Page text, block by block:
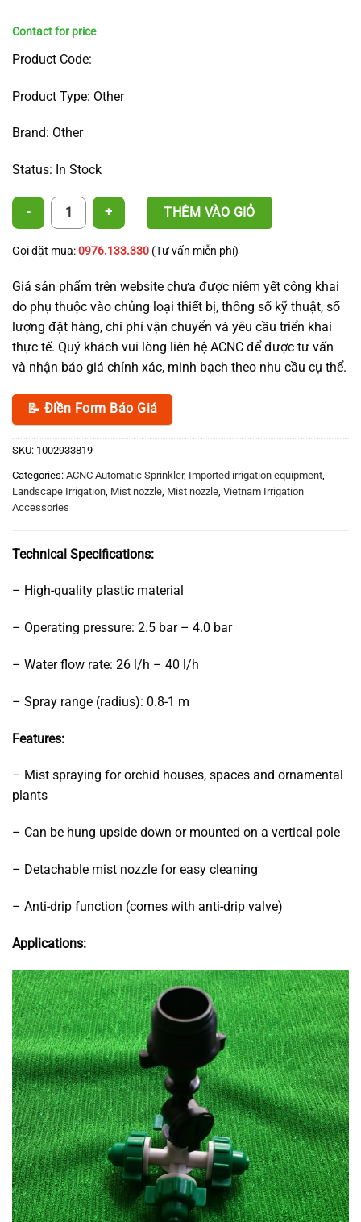
Product Code:
Product Type: Other
Brand: Other
Status: In Stock
4 Outlet Fogger quantity THÊM VÀO GIỎ
Gọi đặt mua:0976.133.330 (Tư vấn miễn phí)
Giá sản phẩm trên website chưa được niêm yết công khai
do phụ thuộc vào chủng loại thiết bị, thông số kỹ thuật, số
lượng đặt hàng, chi phí vận chuyển và yêu cầu triển khai
thực tế. Quý khách vui lòng liên hệ ACNC để được tư vấn
và nhận báo giá chính xác, minh bạch theo nhu cầu cụ thể.
📝 Điền Form Báo Giá
SKU: 1002933819
Categories: ACNC Automatic Sprinkler, Imported irrigation equipment
Landscape Irrigation Mist nozzle Mist nozzle Vietnam Irrigation
Accessories
Technical Specifications:
– High-quality plastic material
– Operating pressure: 2.5 bar – 4.0 bar
– Water flow rate: 26 l/h – 40 l/h
– Spray range (radius): 0.8-1 m
Features:
– Mist spraying for orchid houses, spaces and ornamental
plants
– Can be hung upside down or mounted on a vertical pole
– Detachable mist nozzle for easy cleaning
– Anti-drip function (comes with anti-drip valve)
Applications: